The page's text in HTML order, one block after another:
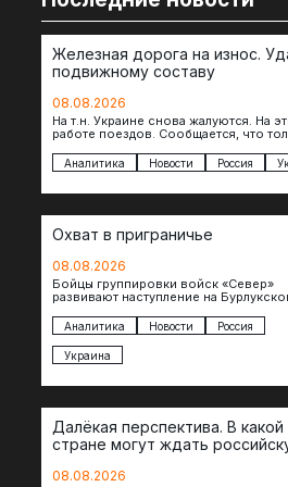
Железная дорога на износ.
подвижному составу
08.08.2026
На т.н. Украине снова жалуются. На
работе поездов. Сообщается, что
Аналитика Новости Россия
Охват в приграничье
08.08.2026
Бойцы группировки войск «Север»
развивают наступление на
теснят противника сразу на
участках, создавая угрозу охвата…
Аналитика Новости Россия
Украина
Далёкая перспектива. В
стране могут ждать
08.08.2026